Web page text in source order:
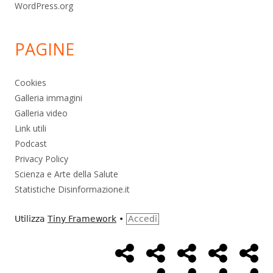
WordPress.org
PAGINE
Cookies
Galleria immagini
Galleria video
Link utili
Podcast
Privacy Policy
Scienza e Arte della Salute
Statistiche Disinformazione.it
Utilizza Tiny Framework • Accedi
MenùHome
Page
Alimentazione
AmbienteBambini
Cancro ControlloEconomia